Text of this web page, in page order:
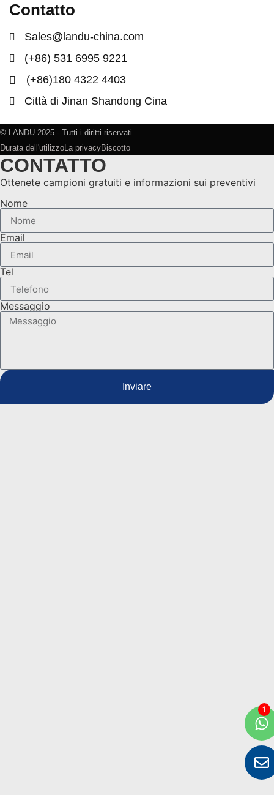
Contatto
Sales@landu-china.com
(+86) 531 6995 9221
(+86)180 4322 4403
Città di Jinan Shandong Cina
© LANDU 2025 - Tutti i diritti riservati
Durata dell'utilizzoLa privacyBiscotto
CONTATTO
Ottenete campioni gratuiti e informazioni sui preventivi
Nome
Email
Tel
Messaggio
Inviare